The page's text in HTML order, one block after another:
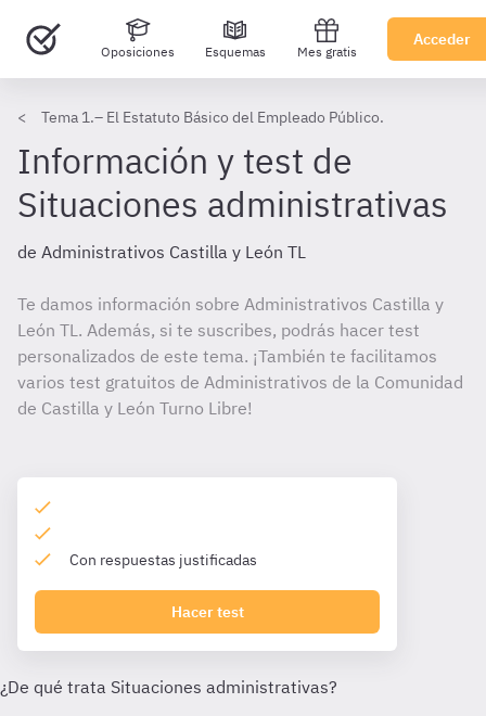
Oposiciones Esquemas Mes gratis
Acceder
Tema 1.– El Estatuto Básico del Empleado Público.
Información y test de
Situaciones administrativas
de Administrativos Castilla y León TL
Te damos información sobre Administrativos Castilla y
León TL. Además, si te suscribes, podrás hacer test
personalizados de este tema. ¡También te facilitamos
varios test gratuitos de Administrativos de la Comunidad
de Castilla y León Turno Libre!
Con respuestas justificadas
Hacer test